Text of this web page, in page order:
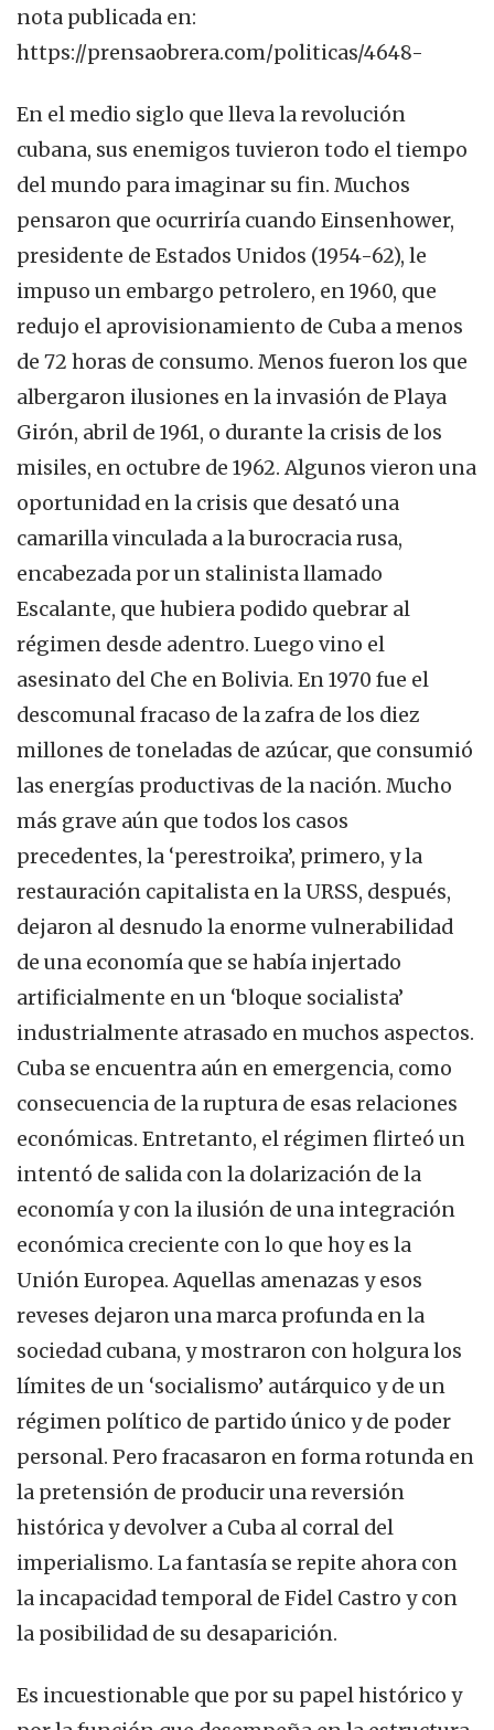
nota publicada en:
https://prensaobrera.com/politicas/4648-
En el medio siglo que lleva la revolución
cubana, sus enemigos tuvieron todo el tiempo
del mundo para imaginar su fin. Muchos
pensaron que ocurriría cuando Einsenhower,
presidente de Estados Unidos (1954-62), le
impuso un embargo petrolero, en 1960, que
redujo el aprovisionamiento de Cuba a menos
de 72 horas de consumo. Menos fueron los que
albergaron ilusiones en la invasión de Playa
Girón, abril de 1961, o durante la crisis de los
misiles, en octubre de 1962. Algunos vieron una
oportunidad en la crisis que desató una
camarilla vinculada a la burocracia rusa,
encabezada por un stalinista llamado
Escalante, que hubiera podido quebrar al
régimen desde adentro. Luego vino el
asesinato del Che en Bolivia. En 1970 fue el
descomunal fracaso de la zafra de los diez
millones de toneladas de azúcar, que consumió
las energías productivas de la nación. Mucho
más grave aún que todos los casos
precedentes, la ‘perestroika’, primero, y la
restauración capitalista en la URSS, después,
dejaron al desnudo la enorme vulnerabilidad
de una economía que se había injertado
artificialmente en un ‘bloque socialista’
industrialmente atrasado en muchos aspectos.
Cuba se encuentra aún en emergencia, como
consecuencia de la ruptura de esas relaciones
económicas. Entretanto, el régimen flirteó un
intentó de salida con la dolarización de la
economía y con la ilusión de una integración
económica creciente con lo que hoy es la
Unión Europea. Aquellas amenazas y esos
reveses dejaron una marca profunda en la
sociedad cubana, y mostraron con holgura los
límites de un ‘socialismo’ autárquico y de un
régimen político de partido único y de poder
personal. Pero fracasaron en forma rotunda en
la pretensión de producir una reversión
histórica y devolver a Cuba al corral del
imperialismo. La fantasía se repite ahora con
la incapacidad temporal de Fidel Castro y con
la posibilidad de su desaparición.
Es incuestionable que por su papel histórico y